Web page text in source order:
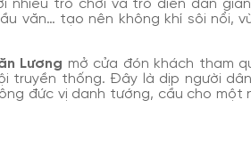
nhiều trò chơi và trò diễn dân
văn… tạo nên không khí sôi nổi,
Lương mở cửa đón khách tham
truyền thống. Đây là dịp người
đức vị danh tướng, cầu cho một